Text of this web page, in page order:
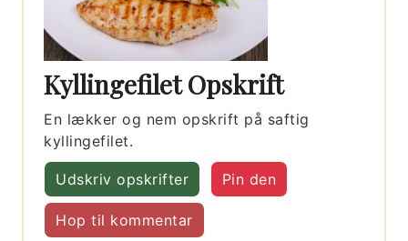
Kyllingefilet Opskrift
En lækker og nem opskrift på saftig
kyllingefilet.
Udskriv opskrifter Pin den
Hop til kommentar